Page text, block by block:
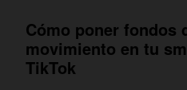
Cómo poner fondos
movimiento en tu
TikTok